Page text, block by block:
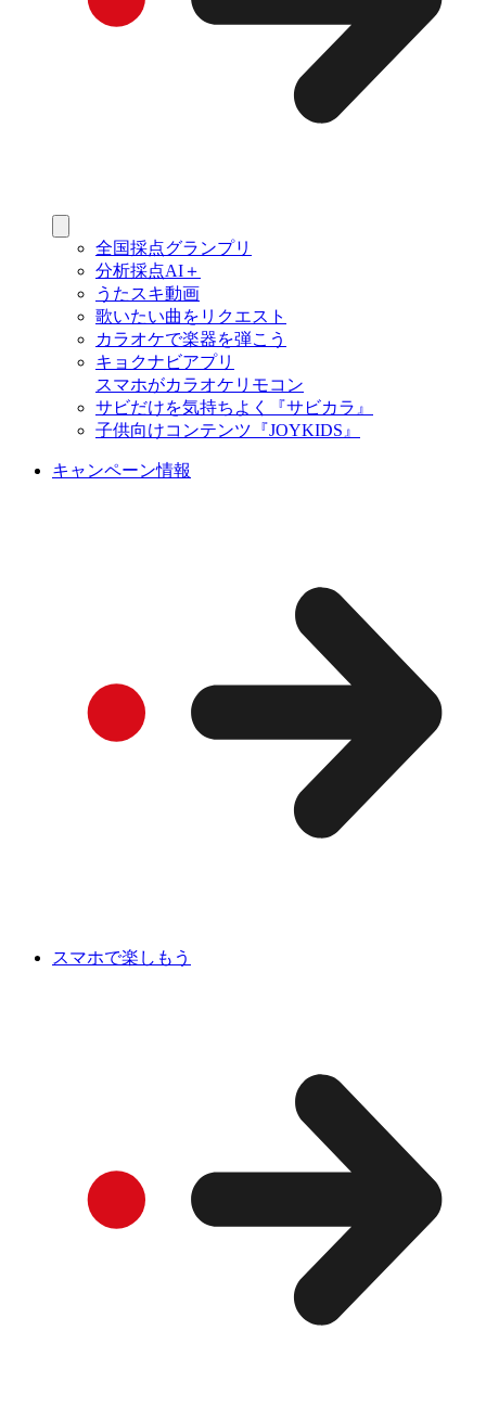
全国採点グランプリ
分析採点AI＋
うたスキ動画
歌いたい曲をリクエスト
カラオケで楽器を弾こう
キョクナビアプリ
スマホがカラオケリモコン
サビだけを気持ちよく『サビカラ』
子供向けコンテンツ『JOYKIDS』
キャンペーン情報
スマホで楽しもう